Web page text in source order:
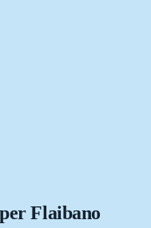
perFlaibano